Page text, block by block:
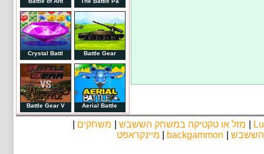
Battle Gear
Crystal Battl
Aerial Battle
Battle Gear V
מזל או טקטיקה במשחק הששבש משחקים
הששבש
backgammon מיינקראפט